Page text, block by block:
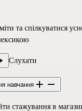
та спілкуватися
Слухати
навчання
стажування в